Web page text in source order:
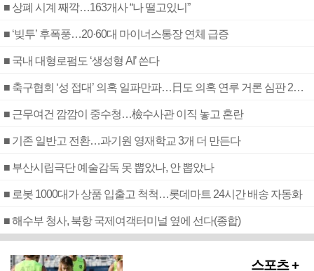
■ 상폐 시계 째깍…163개사 “나 떨고있니”
■ ‘빚투’ 후폭풍…20·60대 마이너스통장 연체 급증
■ 국내 대형로펌도 ‘생성형 AI’ 쓴다
■ 축구협회 ‘성 접대’ 의혹 일파만파…日도 의혹 연루 거론 심판 2명 조사
■ 근무여건 깜깜이 중수청…檢수사관 이직 놓고 혼란
■ 기존 일반고 전환…과기원 영재학교 3개 더 만든다
■ 부산시립극단 예술감독 못 뽑았나, 안 뽑았나
■ 로봇 1000대가 상품 입출고 척척…롯데마트 24시간 배송 자동화
■ 해수부 청사, 북항 국제여객터미널 옆에 선다(종합)
스포츠 +